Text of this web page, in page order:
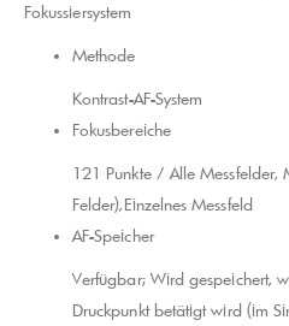
Fokussiersystem
Methode
Kontrast-AF-System
Fokusbereiche
121 Punkte / Alle Messfelder,
Felder),Einzelnes Messfeld
AF-Speicher
Verfügbar; Wird gespeichert,
Druckpunkt betätigt wird (im